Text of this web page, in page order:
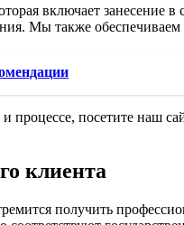
включает занесение
Мы также
процессе, посетите наш
клиента
получить